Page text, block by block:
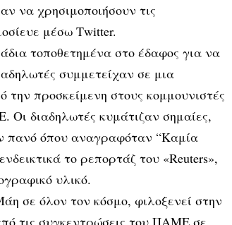
να χρησιμοποιήσουν τις
μέσω Τwitter.
τοποθετημένα στο έδαφος για να
συμμετείχαν σε μια
προσκείμενη στους κομμουνιστές
διαδηλωτές κυμάτιζαν σημαίες,
πανό όπου αναγραφόταν “Καμία
το ρεπορτάζ του «Reuters»,
υλικό.
σε όλον τον κόσμο, φιλοξενεί στην
τις συγκεντρώσεις του ΠΑΜΕ σε